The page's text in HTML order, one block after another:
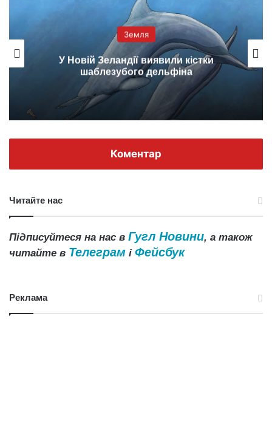
Земля
У Новій Зеландії виявили кістки
шаблезубого дельфіна
Коментар
Читайте нас
Підписуйтеся на нас в Гугл Новини, а також
читайте в Телеграм і Фейсбук
Реклама